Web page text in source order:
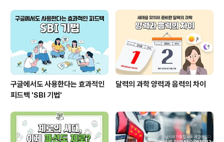
구글에서도 사용한다는 효과적인
피드백 'SBI 기법'
달력의 과학 양력과 음력의 차이